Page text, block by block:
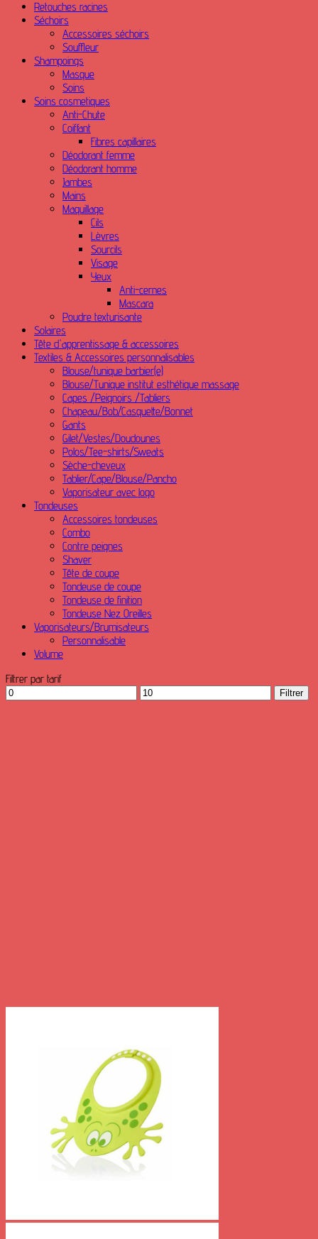
Retouches racines
Séchoirs
Accessoires séchoirs
Souffleur
Shampoings
Masque
Soins
Soins cosmetiques
Anti-Chute
Coiffant
Fibres capillaires
Déodorant femme
Déodorant homme
Jambes
Mains
Maquillage
Cils
Lèvres
Sourcils
Visage
Yeux
Anti-cernes
Mascara
Poudre texturisante
Solaires
Tête d'apprentissage & accessoires
Textiles & Accessoires personnalisables
Blouse/tunique barbier(e)
Blouse/Tunique institut esthétique massage
Capes /Peignoirs /Tabliers
Chapeau/Bob/Casquette/Bonnet
Gants
Gilet/Vestes/Doudounes
Polos/Tee-shirts/Sweats
Sèche-cheveux
Tablier/Cape/Blouse/Pancho
Vaporisateur avec logo
Tondeuses
Accessoires tondeuses
Combo
Contre peignes
Shaver
Tête de coupe
Tondeuse de coupe
Tondeuse de finition
Tondeuse Nez Oreilles
Vaporisateurs/Brumisateurs
Personnalisable
Volume
Filtrer par tarif
Prix
min
Prix
max
Filtrer